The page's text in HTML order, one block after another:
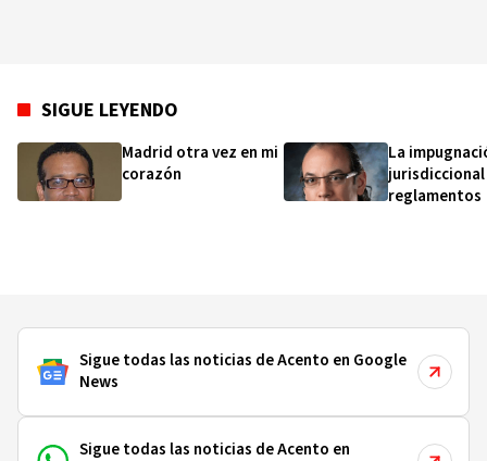
SIGUE LEYENDO
Madrid otra vez en mi
corazón
La
reglamentos
Sigue todas las noticias de Acento en Google
News
Sigue todas las noticias de Acento en